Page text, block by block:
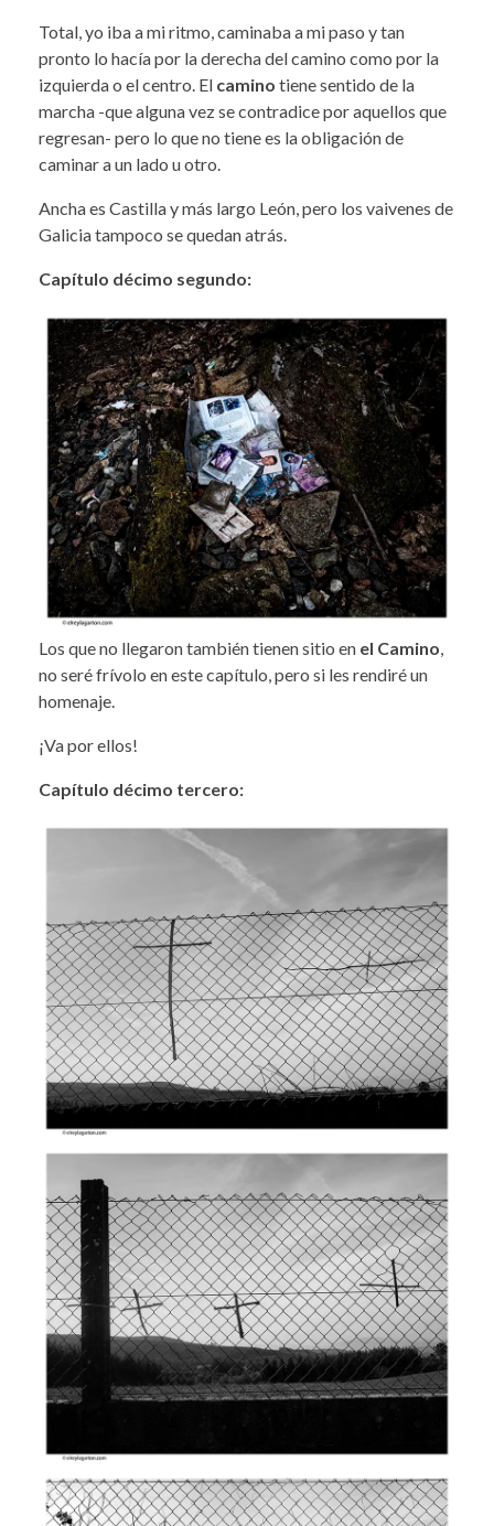
Total, yo iba a mi ritmo, caminaba a mi paso y tan
pronto lo hacía por la derecha del camino como por la
izquierda o el centro. El camino tiene sentido de la
marcha -que alguna vez se contradice por aquellos que
regresan- pero lo que no tiene es la obligación de
caminar a un lado u otro.
Ancha es Castilla y más largo León, pero los vaivenes de
Galicia tampoco se quedan atrás.
Capítulo décimo segundo:
Los que no llegaron también tienen sitio en el Camino,
no seré frívolo en este capítulo, pero si les rendiré un
homenaje.
¡Va por ellos!
Capítulo décimo tercero: